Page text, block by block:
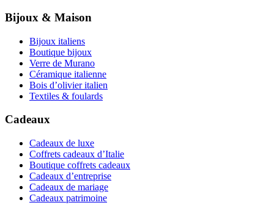
Bijoux & Maison
Bijoux italiens
Boutique bijoux
Verre de Murano
Céramique italienne
Bois d’olivier italien
Textiles & foulards
Cadeaux
Cadeaux de luxe
Coffrets cadeaux d’Italie
Boutique coffrets cadeaux
Cadeaux d’entreprise
Cadeaux de mariage
Cadeaux patrimoine